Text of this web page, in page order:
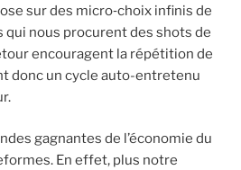
sur des micro‑choix infinis de
qui nous procurent des shots de
encouragent la répétition de
donc un cycle auto-entretenu
gagnantes de l’économie du
En effet, plus notre